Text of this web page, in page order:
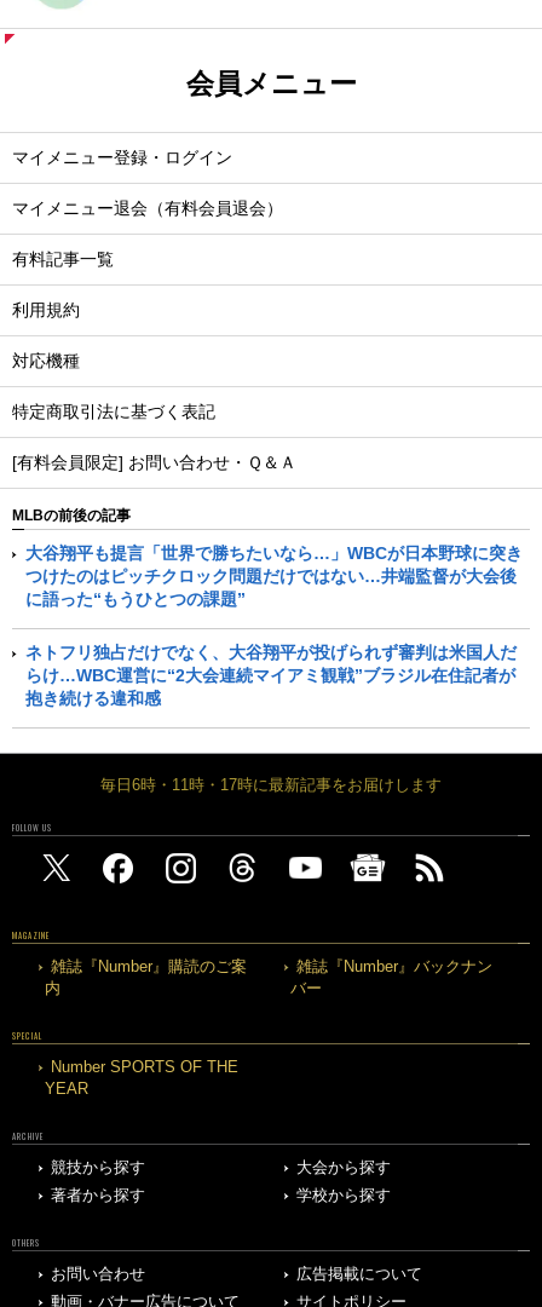
会員メニュー
マイメニュー登録・ログイン
マイメニュー退会（有料会員退会）
有料記事一覧
利用規約
対応機種
特定商取引法に基づく表記
[有料会員限定] お問い合わせ・Ｑ＆Ａ
MLBの前後の記事
大谷翔平も提言「世界で勝ちたいなら…」WBCが日本野球に突き
つけたのはピッチクロック問題だけではない…井端監督が大会後
に語った“もうひとつの課題”
ネトフリ独占だけでなく、大谷翔平が投げられず審判は米国人だ
らけ…WBC運営に“2大会連続マイアミ観戦”ブラジル在住記者が
抱き続ける違和感
毎日6時・11時・17時に最新記事をお届けします
FOLLOW US
MAGAZINE
雑誌『Number』購読のご案
内
雑誌『Number』バックナン
バー
SPECIAL
Number SPORTS OF THE
YEAR
ARCHIVE
競技から探す
大会から探す
著者から探す
学校から探す
OTHERS
お問い合わせ
広告掲載について
動画・バナー広告について
サイトポリシー